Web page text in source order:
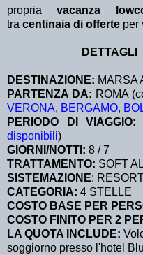
propriavacanza
tra centinaia di offerte per
DETTAGLI
DESTINAZIONE: MARSA
PARTENZA DA: ROMA
VERONA, BERGAMO,
PERIODO DI VIAGGIO:
disponibili)
GIORNI/NOTTI: 8 / 7
TRATTAMENTO: SOFT
SISTEMAZIONE:
CATEGORIA: 4 STELLE
COSTO BASE PER
COSTO FINITO PER 2
LA QUOTA INCLUDE:
soggiorno presso l'hotel